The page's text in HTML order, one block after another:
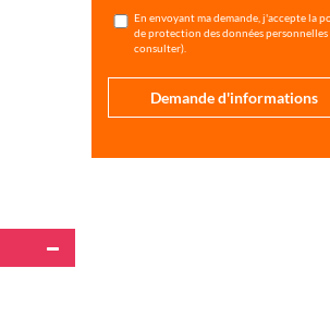
En envoyant ma demande, j'accepte la
de protection des données personnelles
consulter).